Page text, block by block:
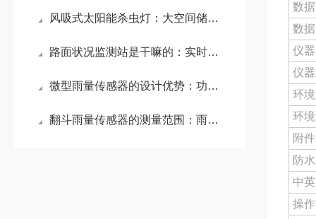
风吸式太阳能杀虫灯：大空间储虫箱体，减少清理频率，提高使用便捷性
路面状况监测站是干嘛的：实时掌握道路的路面状况，及时发布交通信息
微型雨量传感器的设计优势：功耗0.12W，支持太阳能+锂电池组合供电
翻斗雨量传感器的测量范围：雨强为0～4mm/min，对短时强降雨的快速捕捉
数
数
仪
仪
环
环
附
防
中
操